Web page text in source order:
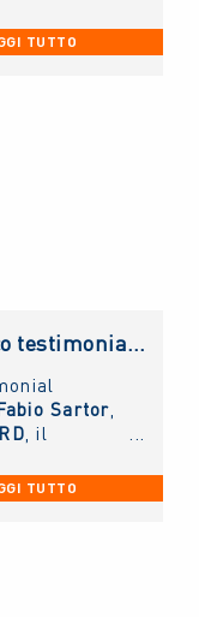
TUTTO
Venezia 83: Maurizio Lastrico testimonial del Premio NUOVO IMAIE Fabio Sartor
Sartor
, il
delle
TUTTO